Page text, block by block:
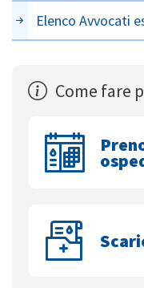
Elenco Avvocati
Come fare